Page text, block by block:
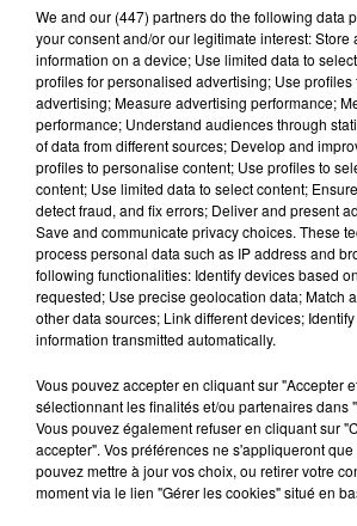
Lecture (1 min 14 sec)
100%
100% Radio l'agenda du sud Tarn
1er février 2025 - 1 min 14 sec
L'AGENDA DU SUD TARN DU
08H45
We and our (447) partnersdo the following data
your consent and/or our legitimate interest: Store
information on a device; Use limited data to
profiles for personalised advertising; Use
advertising; Measure advertising performance;
performance; Understand audiences through
of data from different sources; Develop and
profiles to personalise content; Use profiles to
content; Use limited data to select content;
detect fraud, and fix errors; Deliver and present
Save and communicate privacy choices. These
process personal data such as IP address and
following functionalities: Identify devices based
requested; Use precise geolocation data; Match
other data sources; Link different devices;
information transmitted automatically.
Vous pouvez accepter en cliquant sur "Accepter
sélectionnant les finalités et/ou partenaires dans
Vous pouvez également refuser en cliquant sur
accepter". Vos préférences ne s'appliqueront
pouvez mettre à jour vos choix, ou retirer votre
moment via le lien "Gérer les cookies" situé en